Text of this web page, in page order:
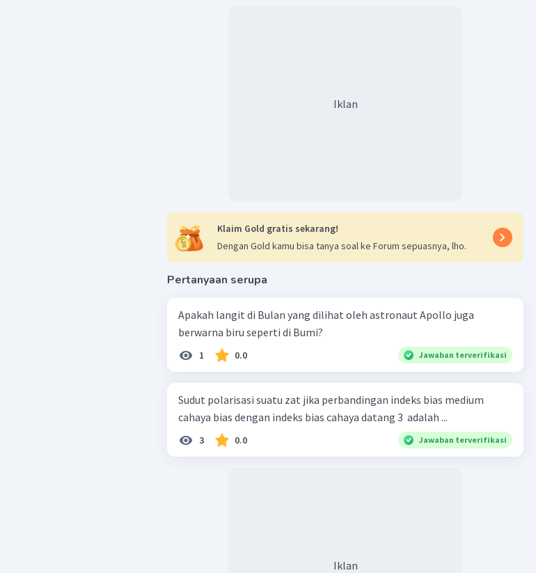
Iklan
Klaim Gold gratis sekarang!
Dengan Gold kamu bisa tanya soal ke Forum sepuasnya, lho.
Pertanyaan serupa
Apakah langit di Bulan yang dilihat oleh astronaut Apollo juga
berwarna biru seperti di Bumi?
1 0.0 Jawaban terverifikasi
Sudut polarisasi suatu zat jika perbandingan indeks bias medium
cahaya bias dengan indeks bias cahaya datang 3 ​ adalah ...
3 0.0 Jawaban terverifikasi
Iklan